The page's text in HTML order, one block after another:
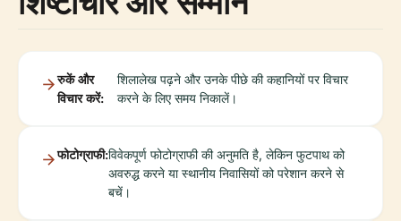
रुकें और
विचार करें:
शिलालेख पढ़ने और उनके पीछे की कहानियों पर विचार
करने के लिए समय निकालें।
फोटोग्राफी:विवेकपूर्ण फोटोग्राफी की अनुमति है, लेकिन फुटपाथ को
अवरुद्ध करने या स्थानीय निवासियों को परेशान करने से
बचें।